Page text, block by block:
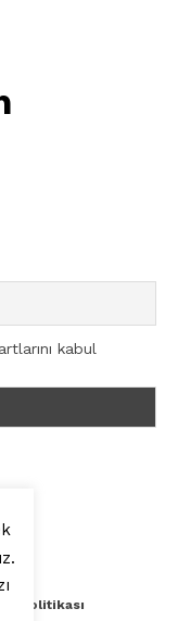
kabul
Politikası